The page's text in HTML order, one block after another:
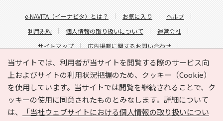
当サイトでは、利用者が当サイトを閲覧する際のサービス向
上およびサイトの利用状況把握のため、クッキー（Cookie）
を使用しています。当サイトでは閲覧を継続されることで、ク
ッキーの使用に同意されたものとみなします。詳細について
は、
「当社ウェブサイトにおける個人情報の取り扱いについ
e-NAVITA（イーナビタ）とは？ お気に入り
ヘルプ
利用規約
個人情報の取り扱いについて
運営会社
サイトマップ
広告掲載に関するお問い合わせ
サイトの内容に関するお問い合わせ